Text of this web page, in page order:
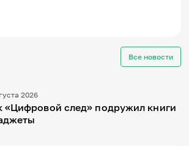
Все новости
2026
«Цифровой след» подружил книги